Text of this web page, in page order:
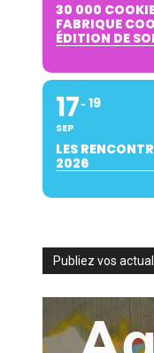
30 000
FABRIQUE
ÉDITION DE
17
SEP
19
LES
2026
Publiez vos